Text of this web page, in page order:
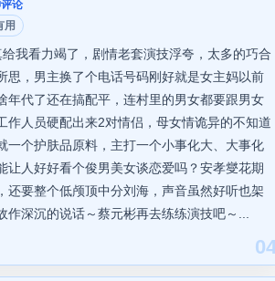
论
用
我看力竭了，剧情老套演技浮夸，太多的巧合
思，男主换了个电话号码刚好就是女主妈以前
年代了还在搞配平，连村里的男女都要跟男女
作人员硬配出来2对情侣，母女情诡异的不知道
一个护肤品原料，主打一个小事化大、大事化
让人好好看个俊男美女谈恋爱吗？安孝燮花期
还要整个低颅顶中分刘海，声音虽然好听也架
作深沉的说话～蔡元彬再去练练演技吧～...